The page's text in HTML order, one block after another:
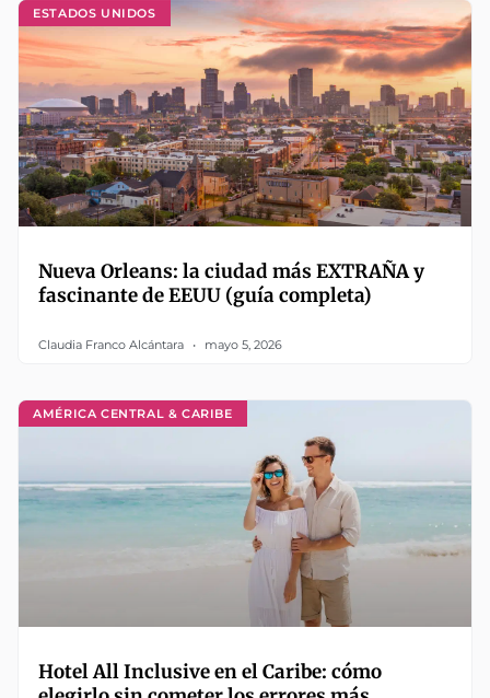
ESTADOS UNIDOS
Nueva Orleans: la ciudad más EXTRAÑA y
fascinante de EEUU (guía completa)
Claudia Franco Alcántara mayo 5, 2026
AMÉRICA CENTRAL & CARIBE
Hotel All Inclusive en el Caribe: cómo